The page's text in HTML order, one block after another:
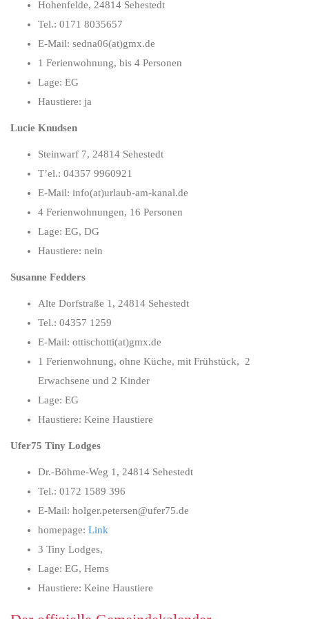
Hohenfelde, 24814 Sehestedt
Tel.: 0171 8035657
E-Mail: sedna06(at)gmx.de
1 Ferienwohnung, bis 4 Personen
Lage: EG
Haustiere: ja
Lucie Knudsen
Steinwarf 7, 24814 Sehestedt
T’el.: 04357 9960921
E-Mail: info(at)urlaub-am-kanal.de
4 Ferienwohnungen, 16 Personen
Lage: EG, DG
Haustiere: nein
Susanne Fedders
Alte Dorfstraße 1, 24814 Sehestedt
Tel.: 04357 1259
E-Mail: ottischotti(at)gmx.de
1 Ferienwohnung, ohne Küche, mit Frühstück, 2
Erwachsene und 2 Kinder
Lage: EG
Haustiere: Keine Haustiere
Ufer75 Tiny Lodges
Dr.-Böhme-Weg 1, 24814 Sehestedt
Tel.: 0172 1589 396
E-Mail: holger.petersen@ufer75.de
homepage: Link
3 Tiny Lodges,
Lage: EG, Hems
Haustiere: Keine Haustiere